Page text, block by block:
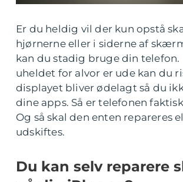
Er du heldig vil der kun opstå
hjørnerne eller i siderne af
kan du stadig bruge din telefon.
uheldet for alvor er ude kan du
displayet bliver ødelagt så du
dine apps. Så er telefonen
Og så skal den enten repareres
udskiftes.
Du kan selv reparere